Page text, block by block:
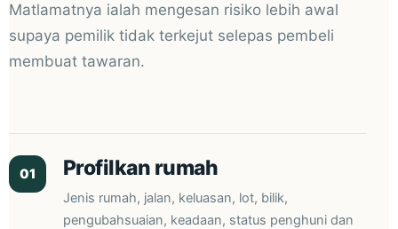
Matlamatnya ialah mengesan risiko lebih awal
supaya pemilik tidak terkejut selepas pembeli
membuat tawaran.
01 Profilkan rumah
Jenis rumah, jalan, keluasan, lot, bilik,
pengubahsuaian, keadaan, status penghuni dan